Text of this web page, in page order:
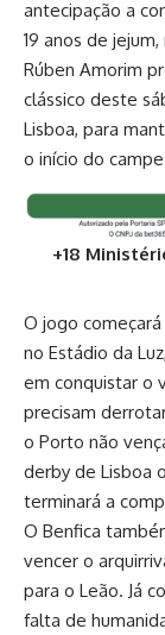
antecipação a
19 anos de
Rúben Amorim
clássico deste
Lisboa, para
o início do
+18
O jogo começará
no Estádio da
em conquistar o
precisam
o Porto não
derby de Lisboa
terminará a
O Benfica
vencer o
para o Leão. Já
falta de